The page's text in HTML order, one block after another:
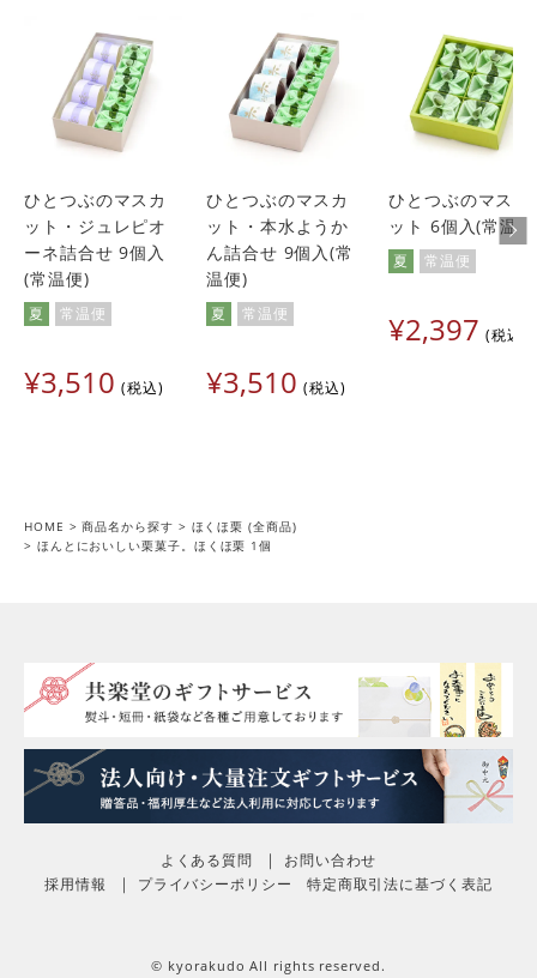
ひとつぶのマスカ
ット・ジュレピオ
ーネ詰合せ 9個入
(常温便)
夏 常温便
¥3,510 税込
ひとつぶのマスカ
ット・本水ようか
ん詰合せ 9個入(常
温便)
夏 常温便
¥3,510 税込
ひとつぶのマスカ
ット 6個入(常温
夏 常温便
¥2,397 税込
HOME 商品名から探す
ほくほ栗 (全商品)
ほんとにおいしい栗菓子。ほくほ栗 1個
よくある質問
お問い合わせ
採用情報
プライバシーポリシー 特定商取引法に基づく表記
© kyorakudo All rights reserved.